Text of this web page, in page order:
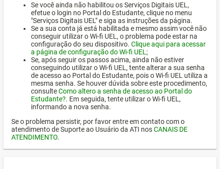
Se você ainda não habilitou os Serviços Digitais UEL,
efetue o login no Portal do Estudante, clique no menu
"Serviços Digitais UEL" e siga as instruções da página.
Se a sua conta já está habilitada e mesmo assim você não
conseguir utilizar o Wi-fi UEL, o problema pode estar na
configuração do seu dispositivo. Clique aqui para acessar
a página de configuração do Wi-fi UEL ;
Se, após seguir os passos acima, ainda não estiver
conseguindo utilizar o Wi-fi UEL, tente alterar a sua senha
de acesso ao Portal do Estudante, pois o Wi-fi UEL utiliza a
mesma senha. Se houver dúvida sobre este procedimento,
consulteComo altero a senha de acesso ao Portal do
Estudante?. Em seguida, tente utilizar o Wi-fi UEL,
informando a nova senha.
Se o problema persistir, por favor entre em contato com o
atendimento de Suporte ao Usuário da ATI nosCANAIS DE
ATENDIMENTO.